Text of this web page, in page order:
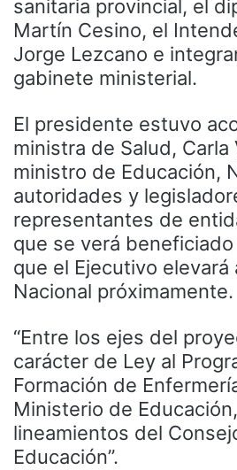
sanitaria provincial, el
Martín Cesino, el
Jorge Lezcano e
gabinete ministerial.
El presidente estuvo
ministra de Salud,
ministro de Educación,
autoridades y
representantes de
que se verá
que el Ejecutivo elevará
Nacional próximamente.
“Entre los ejes del
carácter de Ley al
Formación de
Ministerio de
lineamientos del
Educación”.